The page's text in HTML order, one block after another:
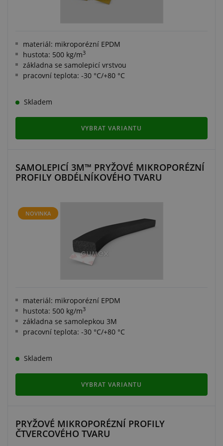
materiál: mikroporézní EPDM
hustota: 500 kg/m3
základna se samolepicí vrstvou
pracovní teplota: -30 °C/+80 °C
Skladem
VYBRAT VARIANTU
SAMOLEPICÍ 3M™ PRYŽOVÉ MIKROPORÉZNÍ
PROFILY OBDÉLNÍKOVÉHO TVARU
NOVINKA
materiál: mikroporézní EPDM
hustota: 500 kg/m3
základna se samolepkou 3M
pracovní teplota: -30 °C/+80 °C
Skladem
VYBRAT VARIANTU
PRYŽOVÉ MIKROPORÉZNÍ PROFILY
ČTVERCOVÉHO TVARU